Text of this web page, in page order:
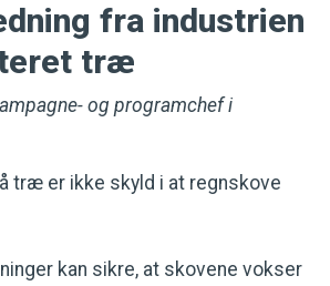
fra industrien
træ
og programchef i
træ er ikke skyld i at regnskove
kan sikre, at skovene vokser